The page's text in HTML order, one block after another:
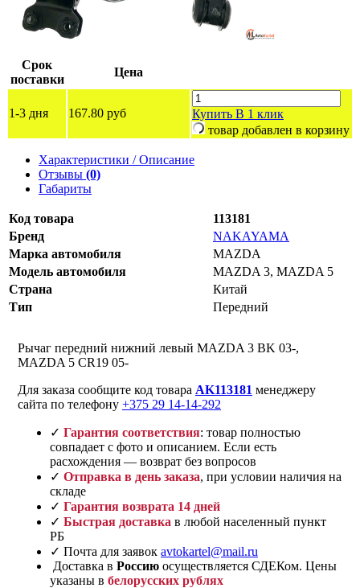
Срок
поставки
Цена
1-3 дня 167.80 руб Купить В 1 клик
товар добавлен в корзину
Характеристики / Описание
Отзывы (0)
Габариты
Код товара
113181
Бренд
NAKAYAMA
Марка автомобиля
MAZDA
Модель автомобиля
MAZDA 3, MAZDA 5
Страна
Китай
Тип
Передний
Рычаг передний нижний левый MAZDA 3 BK 03-,
MAZDA 5 CR19 05-
Для заказа сообщите код товара AK113181 менеджеру
сайта по телефону +375 29 14-14-292
✓ Гарантия соответствия: товар полностью
совпадает с фото и описанием. Если есть
расхождения — возврат без вопросов
✓ Отправка в день заказа, при условии наличия на
складе
✓ Гарантия возврата 14 дней
✓ Быстрая доставка в любой населенный пункт
РБ
✓ Почта для заявок avtokartel@mail.ru
Доставка в Россию осуществляется СДЕКом. Цены
указаны в белорусских рублях